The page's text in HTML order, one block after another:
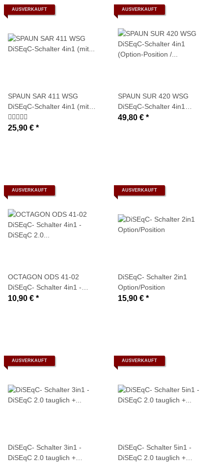
AUSVERKAUFT
SPAUN SAR 411 WSG
DiSEqC-Schalter 4in1 (mit
Wetterschutzgehäuse)
25,90 € *
AUSVERKAUFT
SPAUN SUR 420 WSG
DiSEqC-Schalter 4in1
(Option-Position / mit
49,80 € *
AUSVERKAUFT
OCTAGON ODS 41-02
DiSEqC- Schalter 4in1 -
DiSEqC 2.0 tauglich
10,90 € *
AUSVERKAUFT
DiSEqC- Schalter 2in1
Option/Position
15,90 € *
AUSVERKAUFT
DiSEqC- Schalter 3in1 -
DiSEqC 2.0 tauglich +
AUSVERKAUFT
DiSEqC- Schalter 5in1 -
DiSEqC 2.0 tauglich +